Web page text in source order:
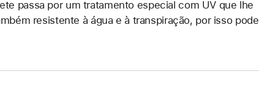
passa por um tratamento especial com UV que lhe
resistente à água e à transpiração, por isso pode